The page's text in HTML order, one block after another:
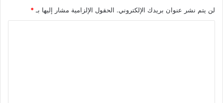
لن يتم نشر عنوان بريدك الإلكتروني. الحقول الإلزامية مشار إليها بـ*